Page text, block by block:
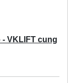
VKLIFT cung